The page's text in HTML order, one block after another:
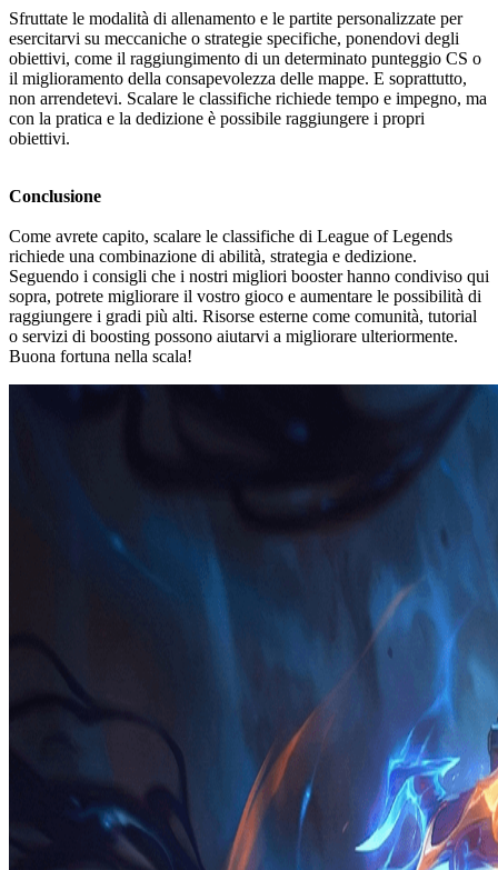
Sfruttate le modalità di allenamento e le partite personalizzate per
esercitarvi su meccaniche o strategie specifiche, ponendovi degli
obiettivi, come il raggiungimento di un determinato punteggio CS o
il miglioramento della consapevolezza delle mappe. E soprattutto,
non arrendetevi. Scalare le classifiche richiede tempo e impegno, ma
con la pratica e la dedizione è possibile raggiungere i propri
obiettivi.
Conclusione
Come avrete capito, scalare le classifiche di League of Legends
richiede una combinazione di abilità, strategia e dedizione.
Seguendo i consigli che i nostri migliori booster hanno condiviso qui
sopra, potrete migliorare il vostro gioco e aumentare le possibilità di
raggiungere i gradi più alti. Risorse esterne come comunità, tutorial
o servizi di boosting possono aiutarvi a migliorare ulteriormente.
Buona fortuna nella scala!